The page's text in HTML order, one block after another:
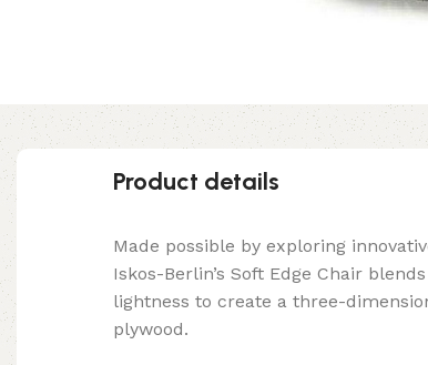
Product details
Made possible by exploring
Iskos-Berlin’s Soft Edge Chair
lightness to create a three-
plywood.